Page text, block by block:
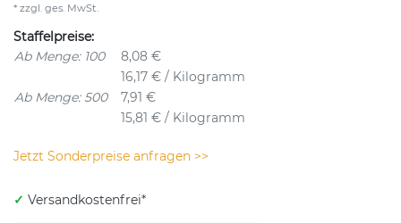
* zzgl. ges. MwSt.
Staffelpreise:
Ab Menge: 100
8,08 €
16,17 € / Kilogramm
Ab Menge: 500
7,91 €
15,81 € / Kilogramm
Jetzt Sonderpreise anfragen >>
✓ Versandkostenfrei*